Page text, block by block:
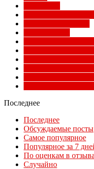
Последнее
Последнее
Обсуждаемые посты
Самое популярное
Популярное за 7
По оценкам в
Случайно